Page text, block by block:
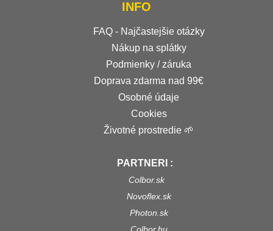
INFO
FAQ - Najčastejšie otázky
Nákup na splátky
Podmienky / záruka
Doprava zdarma nad 99€
Osobné údaje
Cookies
Životné prostredie 🌱
PARTNERI :
Colbor.sk
Novoflex.sk
Photon.sk
Colbor.hu